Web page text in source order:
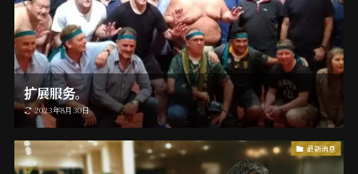
扩展服务。
2023年8月30日
最新消息